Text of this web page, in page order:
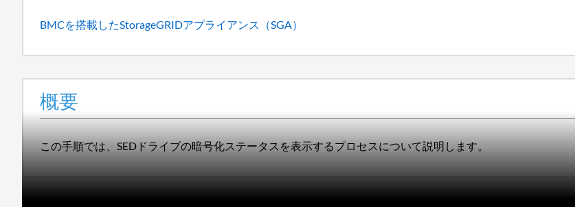
BMCを搭載したStorageGRIDアプライアンス（SGA）
概要
この手順では、SEDドライブの暗号化ステータスを表示するプロセスについて説明します。